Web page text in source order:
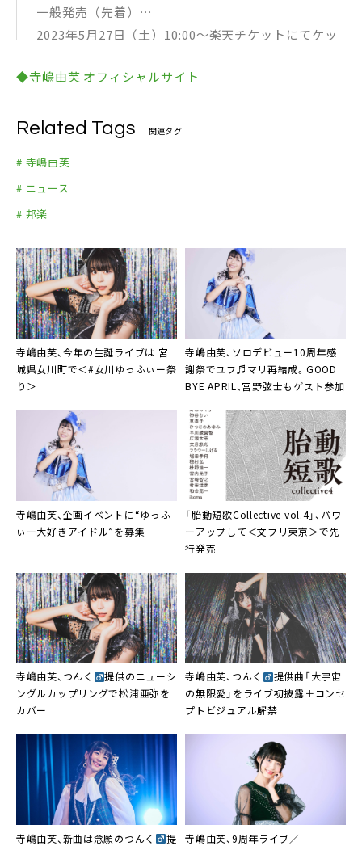
一般発売（先着）
2023年5月27日（土）10:00～楽天チケットにてケッ
http://r-t.jp/yufuterashima
◆寺嶋由芙 オフィシャルサイト
Related Tags 関連タグ
# 寺嶋由芙
# ニュース
# 邦楽
寺嶋由芙、今年の生誕ライブは 宮
城県女川町で＜#女川ゆっふぃー祭
り＞
寺嶋由芙、ソロデビュー10周年感
謝祭でユフ♬マリ再結成。GOOD
BYE APRIL、宮野弦士もゲスト参加
寺嶋由芙、企画イベントに“ゆっふ
ぃー大好きアイドル”を募集
「胎動短歌Collective vol.4」、パワ
ーアップして＜文フリ東京＞で先
行発売
寺嶋由芙、つんく
提供のニューシ
ングルカップリングで松浦亜弥を
カバー
寺嶋由芙、つんく
提供曲「大宇宙
の無限愛」をライブ初披露＋コンセ
プトビジュアル解禁
寺嶋由芙、新曲は念願のつんく 提 寺嶋由芙、9周年ライブ／